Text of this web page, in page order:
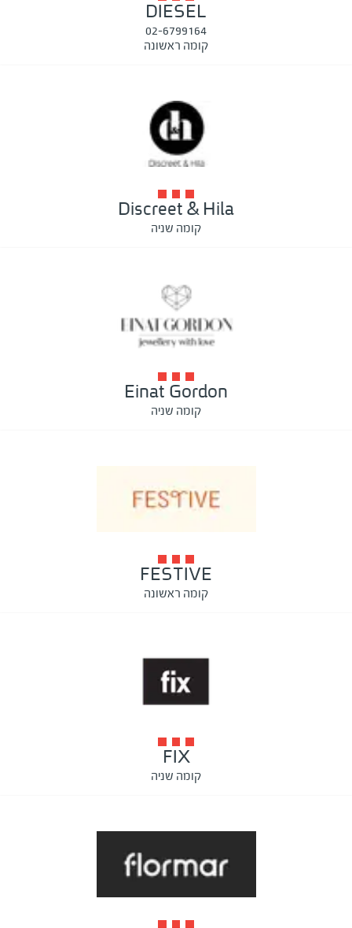
DIESEL
02-6799164
קומה ראשונה
Discreet & Hila
קומה שניה
Einat Gordon
קומה שניה
FESTIVE
קומה ראשונה
FIX
קומה שניה